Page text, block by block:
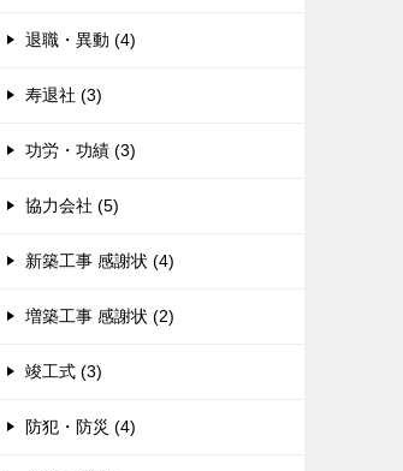
退職・異動 (4)
寿退社 (3)
功労・功績 (3)
協力会社 (5)
新築工事 感謝状 (4)
増築工事 感謝状 (2)
竣工式 (3)
防犯・防災 (4)